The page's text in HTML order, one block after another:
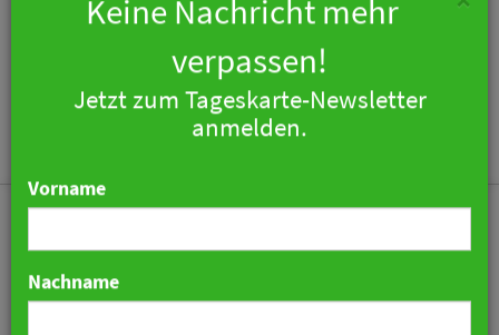
Keine Nachricht mehr
verpassen!
Jetzt zum Tageskarte-Newsletter